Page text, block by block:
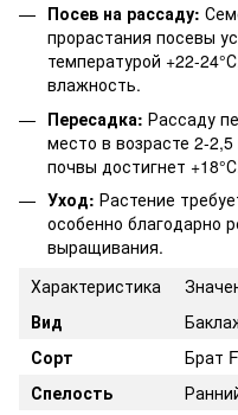
Посев на рассаду:
прорастания посевы
температурой +22-
влажность.
Пересадка: Рассаду
место в возрасте 2-
почвы достигнет
Уход: Растение
особенно благодарно
выращивания.
Характеристика
Вид
Сорт
Брат
Спелость